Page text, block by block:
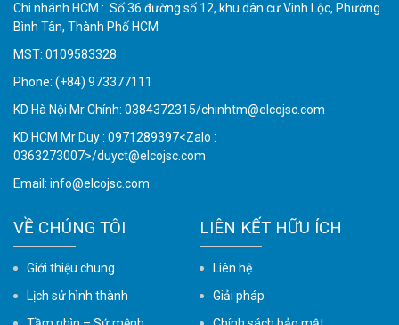
Chi nhánh HCM : Số 36 đường số 12, khu dân cư Vinh Lộc, Phường
Bình Tân, Thành Phố HCM
MST: 0109583328
Phone: (+84) 973377111
KD Hà Nội Mr Chính: 0384372315/chinhtm@elcojsc.com
KD HCM Mr Duy : 0971289397<Zalo :
0363273007>/duyct@elcojsc.com
Email: info@elcojsc.com
VỀ CHÚNG TÔI
Giới thiệu chung
Lịch sử hình thành
LIÊN KẾT HỮU ÍCH
Liên hệ
Giải pháp